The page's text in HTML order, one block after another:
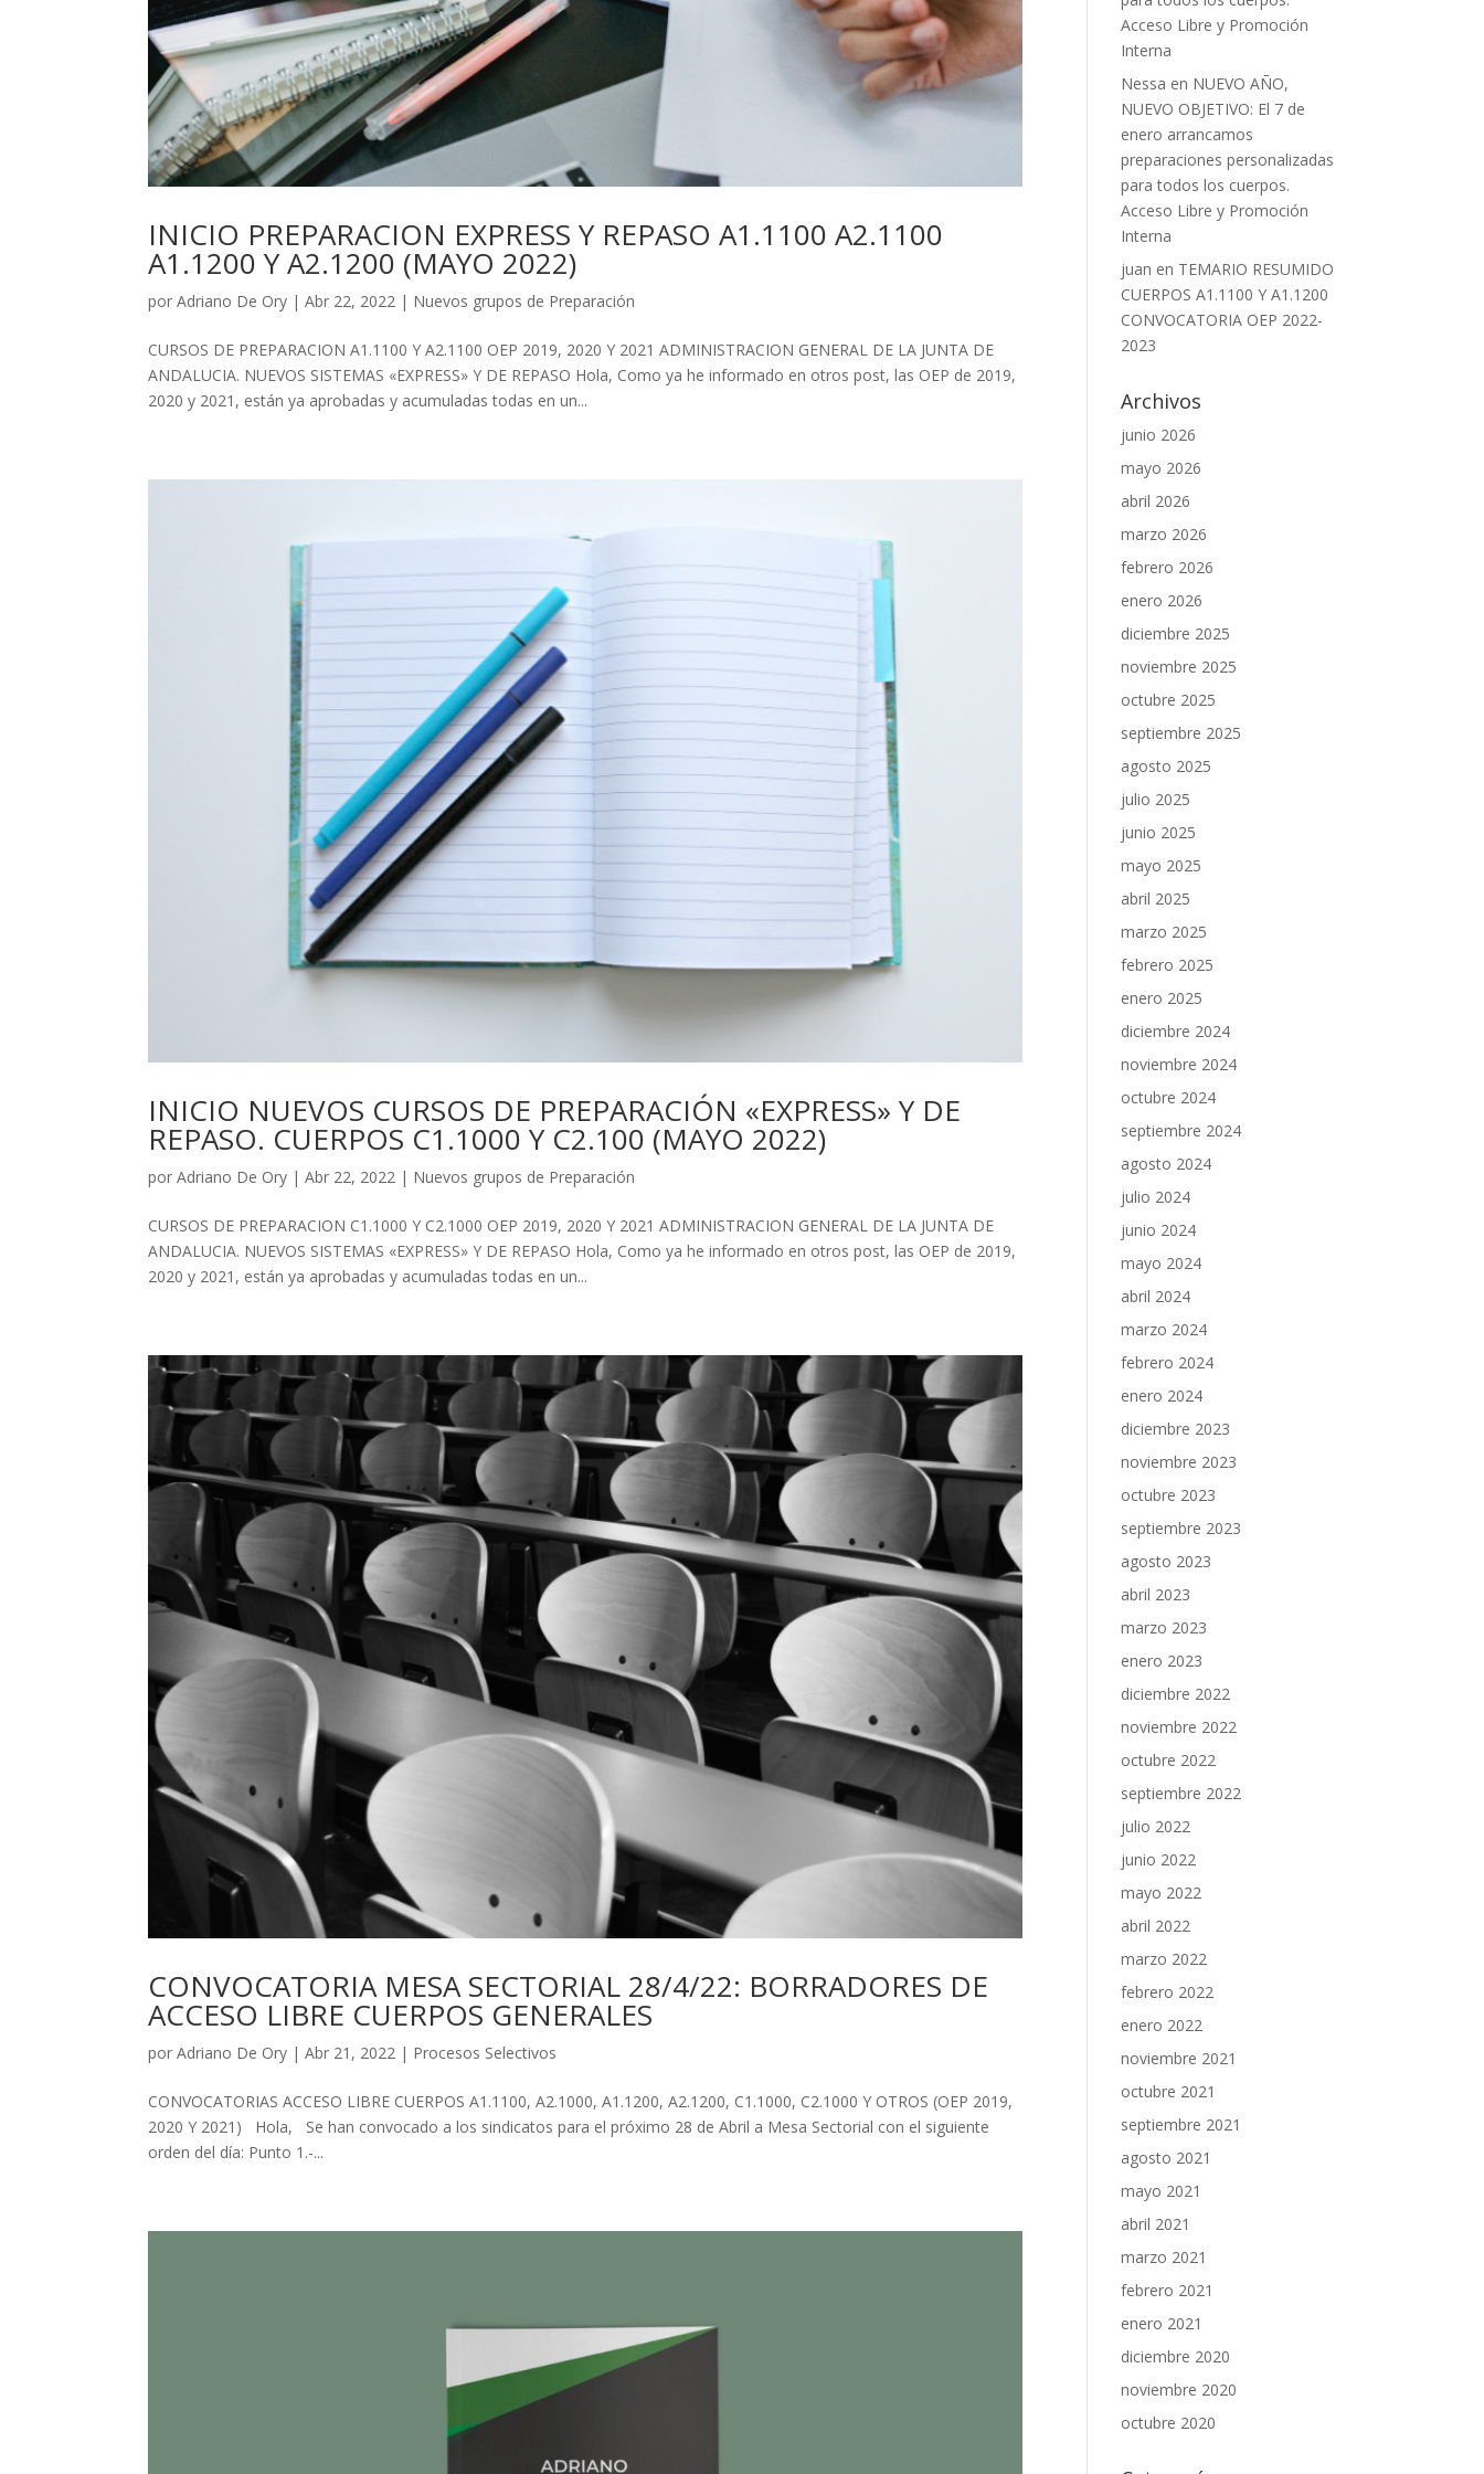
INICIO PREPARACION EXPRESS Y REPASO A1.1100 A2.1100
A1.1200 Y A2.1200 (MAYO 2022)
porAdriano De Ory |Abr 22, 2022 | Nuevos grupos de Preparación
CURSOS DE PREPARACION A1.1100 Y A2.1100 OEP 2019, 2020 Y 2021 ADMINISTRACION GENERAL DE LA JUNTA DE
ANDALUCIA. NUEVOS SISTEMAS «EXPRESS» Y DE REPASO Hola, Como ya he informado en otros post, las OEP de 2019,
2020 y 2021, están ya aprobadas y acumuladas todas en un...
INICIO NUEVOS CURSOS DE PREPARACIÓN «EXPRESS» Y DE
REPASO. CUERPOS C1.1000 Y C2.100 (MAYO 2022)
porAdriano De Ory |Abr 22, 2022 | Nuevos grupos de Preparación
CURSOS DE PREPARACION C1.1000 Y C2.1000 OEP 2019, 2020 Y 2021 ADMINISTRACION GENERAL DE LA JUNTA DE
ANDALUCIA. NUEVOS SISTEMAS «EXPRESS» Y DE REPASO Hola, Como ya he informado en otros post, las OEP de 2019,
2020 y 2021, están ya aprobadas y acumuladas todas en un...
CONVOCATORIA MESA SECTORIAL 28/4/22: BORRADORES DE
ACCESO LIBRE CUERPOS GENERALES
porAdriano De Ory |Abr 21, 2022 | Procesos Selectivos
CONVOCATORIAS ACCESO LIBRE CUERPOS A1.1100, A2.1000, A1.1200, A2.1200, C1.1000, C2.1000 Y OTROS (OEP 2019,
2020 Y 2021) Hola, Se han convocado a los sindicatos para el próximo 28 de Abril a Mesa Sectorial con el siguiente
orden del día: Punto 1.-...
Acceso Libre y Promoción
Interna
Nessa en NUEVO AÑO,
NUEVO OBJETIVO: El 7 de
enero arrancamos
preparaciones personalizadas
para todos los cuerpos.
Acceso Libre y Promoción
Interna
juan en TEMARIO RESUMIDO
CUERPOS A1.1100 Y A1.1200
CONVOCATORIA OEP 2022-
2023
Archivos
junio 2026
mayo 2026
abril 2026
marzo 2026
febrero 2026
enero 2026
diciembre 2025
noviembre 2025
octubre 2025
septiembre 2025
agosto 2025
julio 2025
junio 2025
mayo 2025
abril 2025
marzo 2025
febrero 2025
enero 2025
diciembre 2024
noviembre 2024
octubre 2024
septiembre 2024
agosto 2024
julio 2024
junio 2024
mayo 2024
abril 2024
marzo 2024
febrero 2024
enero 2024
diciembre 2023
noviembre 2023
octubre 2023
septiembre 2023
agosto 2023
abril 2023
marzo 2023
enero 2023
diciembre 2022
noviembre 2022
octubre 2022
septiembre 2022
julio 2022
junio 2022
mayo 2022
abril 2022
marzo 2022
febrero 2022
enero 2022
noviembre 2021
octubre 2021
septiembre 2021
agosto 2021
mayo 2021
abril 2021
marzo 2021
febrero 2021
enero 2021
diciembre 2020
noviembre 2020
octubre 2020